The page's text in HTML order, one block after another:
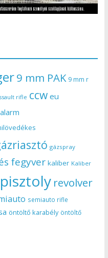
9 mm PAK 9 mm r
rifle ccw eu
gázspray
fegyver kaliber Kaliber
pisztoly revolver
semiauto rifle
öntöltő karabély öntöltő